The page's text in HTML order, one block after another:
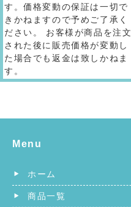
す。価格変動の保証は一切で
きかねますので予めご了承く
ださい。 お客様が商品を注文
された後に販売価格が変動し
た場合でも返金は致しかねま
す。
Menu
ホーム
商品一覧